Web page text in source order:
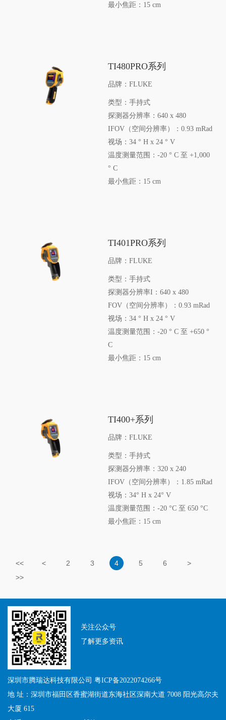
最小焦距：15 cm
TI480PRO系列
品牌：FLUKE
类型：手持式
探测器分辨率：640 x 480
IFOV（空间分辨率）：0.93 mRad
视场：34 ° H x 24 ° V
温度测量范围：-20 ° C 至 +1,000
° C
最小焦距：15 cm
TI401PRO系列
品牌：FLUKE
类型：手持式
探测器分辨率I：640 x 480
FOV（空间分辨率）：0.93 mRad
视场：34 ° H x 24 ° V
温度测量范围：-20 ° C 至 +650 °
C
最小焦距：15 cm
TI400+系列
品牌：FLUKE
类型：手持式
探测器分辨率：320 x 240
IFOV（空间分辨率）：1.85 mRad
视场：34° H x 24° V
温度测量范围：-20 °C 至 650 °C
最小焦距：15 cm
<< < 2 3 4 5 6
>
>>
关注公众号
了解更多资讯
深圳市腾瑞达科技有限公司 粤ICP备2022074266号
地 址：深圳市福田区香蜜湖街道东海社区深南大道 7008 阳光高尔夫
大厦 615